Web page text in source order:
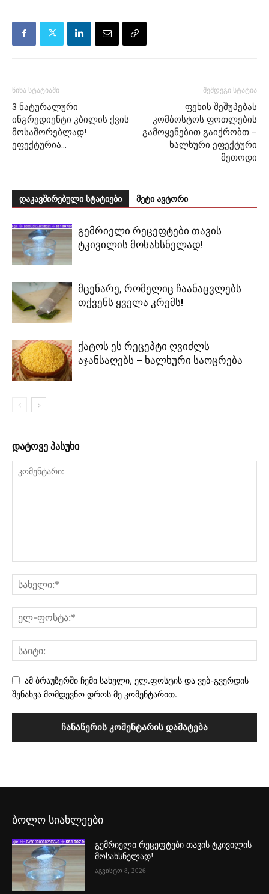
წინა სტატიაში
3 ნატურალური
ინგრედიენტი კბილის ქვის
მოსაშორებლად!
ეფექტურია…
შემდეგი სტატია
ფეხის შეშუპებას
კომბოსტოს ფოთლების
გამოყენებით გაიქრობთ –
ხალხური ეფექტური
მეთოდი
დაკავშირებული სტატიები მეტი ავტორი
გემრიელი რეცეფტები თავის
ტკივილის მოსახსნელად!
მცენარე, რომელიც ჩაანაცვლებს
თქვენს ყველა კრემს!
ქატოს ეს რეცეპტი ღვიძლს
აჯანსაღებს – ხალხური საოცრება
დატოვე პასუხი
ამ ბრაუზერში ჩემი სახელი, ელ.ფოსტის და ვებ-გვერდის
შენახვა მომდევნო დროს მე კომენტარით.
ბოლო სიახლეები
გემრიელი რეცეფტები თავის ტკივილის
მოსახსნელად!
აგვისტო 8, 2026